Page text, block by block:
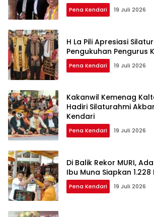
Persaudaraan
Pena Kendari 19 Juli 2026
H La Pili Apresiasi
Pengukuhan Pengurus
Pena Kendari 19 Juli 2026
Kakanwil Kemenag
Hadiri Silaturahmi
Kendari
Pena Kendari 19 Juli 2026
Di Balik Rekor MURI,
Ibu Muna Siapkan 1.228
Pena Kendari 19 Juli 2026